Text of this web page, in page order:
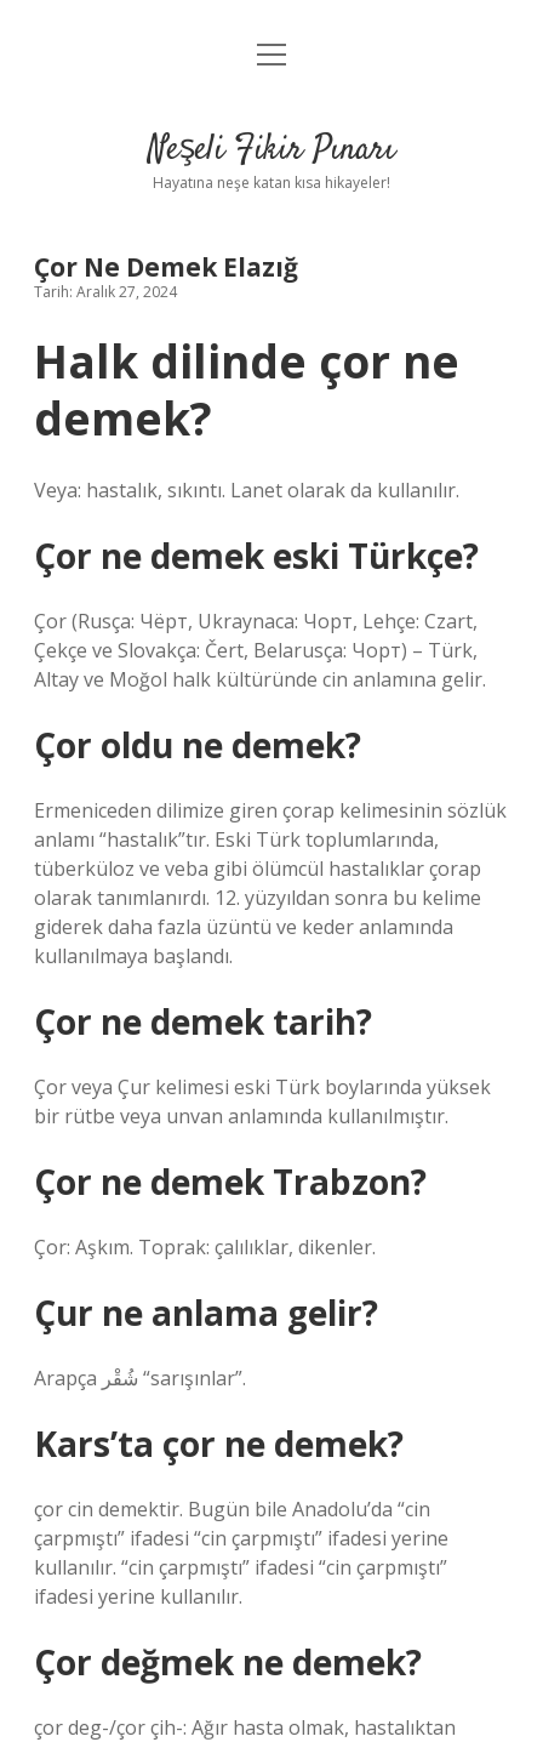
Anasayfa
Yasal Uyarı
menüyü
Neşeli Fikir Pınarı
Hayatına neşe katan kısa hikayeler!
Çor Ne Demek Elazığ
Tarih: Aralık 27, 2024
Halk dilinde çor ne
demek?
Veya: hastalık, sıkıntı. Lanet olarak da kullanılır.
Çor ne demek eski Türkçe?
Çor (Rusça: Чёрт, Ukraynaca: Чорт, Lehçe: Czart,
Çekçe ve Slovakça: Čert, Belarusça: Чорт) – Türk,
Altay ve Moğol halk kültüründe cin anlamına gelir.
Çor oldu ne demek?
Ermeniceden dilimize giren çorap kelimesinin sözlük
anlamı “hastalık”tır. Eski Türk toplumlarında,
tüberküloz ve veba gibi ölümcül hastalıklar çorap
olarak tanımlanırdı. 12. yüzyıldan sonra bu kelime
giderek daha fazla üzüntü ve keder anlamında
kullanılmaya başlandı.
Çor ne demek tarih?
Çor veya Çur kelimesi eski Türk boylarında yüksek
bir rütbe veya unvan anlamında kullanılmıştır.
Çor ne demek Trabzon?
Çor: Aşkım. Toprak: çalılıklar, dikenler.
Çur ne anlama gelir?
Arapça شُقْر‎ “sarışınlar”.
Kars’ta çor ne demek?
çor cin demektir. Bugün bile Anadolu’da “cin
çarpmıştı” ifadesi “cin çarpmıştı” ifadesi yerine
kullanılır. “cin çarpmıştı” ifadesi “cin çarpmıştı”
ifadesi yerine kullanılır.
Çor değmek ne demek?
çor deg-/çor çih-: Ağır hasta olmak, hastalıktan